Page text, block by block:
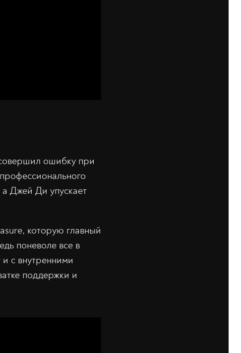
ошибку при
Джей Ди упускает
которую главный
поневоле все в
с внутренними
поддержки и